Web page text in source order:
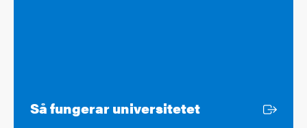
Så fungerar universitetetExtern länk